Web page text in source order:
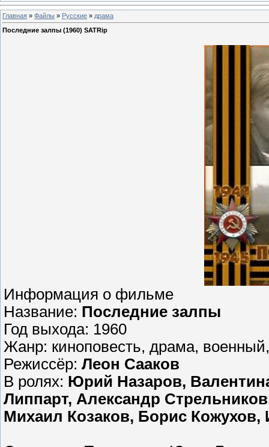
Главная » Файлы » Русские » драма
Последние залпы (1960) SATRip
Информация о фильме
Название: Последние залпы
Год выхода: 1960
Жанр: киноповесть, драма,
Режиссёр: Леон Сааков
В ролях: Юрий Назаров,
Липпарт, Александр
Михаил Козаков, Борис